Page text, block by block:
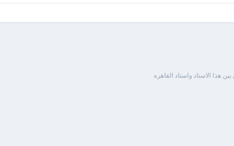
هذا الاستاد واستاد القاهره